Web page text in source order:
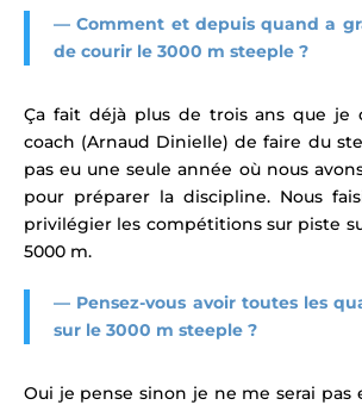
— Comment et depuis quand a
de courir le 3000 m steeple ?
Ça fait déjà plus de trois ans que je
coach (Arnaud Dinielle) de faire du
pas eu une seule année où nous
pour préparer la discipline. Nous
privilégier les compétitions sur piste
5000 m.
— Pensez-vous avoir toutes les
sur le 3000 m steeple ?
Oui je pense sinon je ne me serai pas